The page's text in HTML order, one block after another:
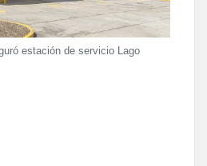
estación de servicio Lago